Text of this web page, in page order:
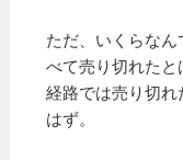
ただ、いくらな
べて売り切れた
経路では売り切
はず。